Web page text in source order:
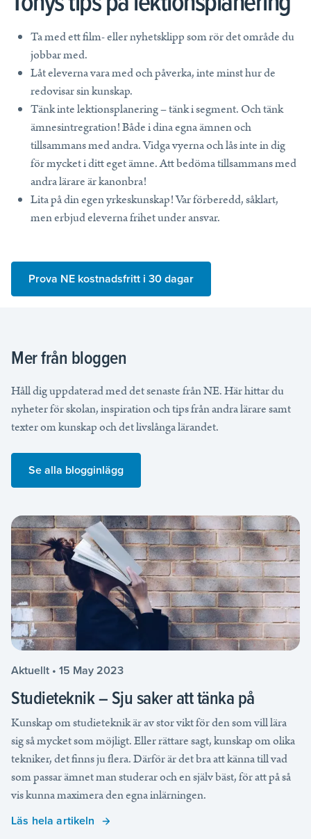
Ta med ett film- eller nyhetsklipp som rör det område du
jobbar med.
Låt eleverna vara med och påverka, inte minst hur de
redovisar sin kunskap.
Tänk inte lektionsplanering – tänk i segment. Och tänk
ämnesintregration! Både i dina egna ämnen och
tillsammans med andra. Vidga vyerna och lås inte in dig
för mycket i ditt eget ämne. Att bedöma tillsammans med
andra lärare är kanonbra!
Lita på din egen yrkeskunskap! Var förberedd, såklart,
men erbjud eleverna frihet under ansvar.
Prova NE kostnadsfritt i 30 dagar
Mer från bloggen
Håll dig uppdaterad med det senaste från NE. Här hittar du
nyheter för skolan, inspiration och tips från andra lärare samt
texter om kunskap och det livslånga lärandet.
Se alla blogginlägg
Aktuellt • 15 May 2023
Studieteknik – Sju saker att tänka på
Kunskap om studieteknik är av stor vikt för den som vill lära
sig så mycket som möjligt. Eller rättare sagt, kunskap om olika
tekniker, det finns ju flera. Därför är det bra att känna till vad
som passar ämnet man studerar och en själv bäst, för att på så
vis kunna maximera den egna inlärningen.
Läs hela artikeln